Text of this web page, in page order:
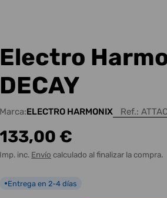
Electro
DECAY
Marca:ELECTRO HARMONIX Ref.:
Precio
habitual
133,00 €
Imp. inc. Envío calculado al finalizar la compra.
●Entrega en 2-4 días